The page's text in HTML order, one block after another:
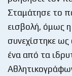
Σταμάτησε το
εισβολή, όμως
συνεχίστηκε
ένα από τα